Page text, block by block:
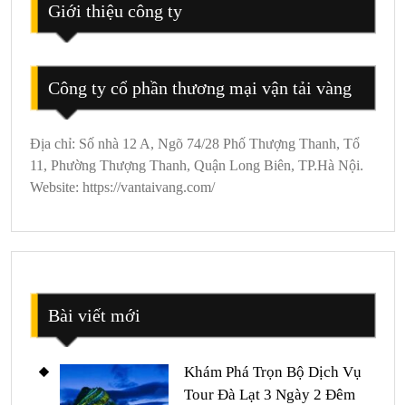
Gì?
Giới thiệu công ty
Công ty cổ phần thương mại vận tải vàng
Địa chỉ: Số nhà 12 A, Ngõ 74/28 Phố Thượng Thanh, Tổ
11, Phường Thượng Thanh, Quận Long Biên, TP.Hà Nội.
Website: https://vantaivang.com/
Bài viết mới
Khám Phá Trọn Bộ Dịch Vụ
Tour Đà Lạt 3 Ngày 2 Đêm